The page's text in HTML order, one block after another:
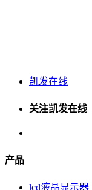
凯发在线
关注凯发在线
产品
lcd液晶显示器